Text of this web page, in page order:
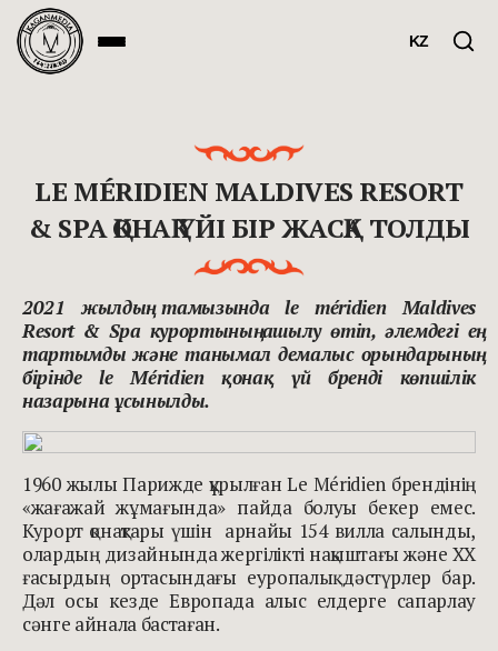
KZ
LE MÉRIDIEN MALDIVES RESORT
& SPA ҚОНАҚ ҮЙІ БІР ЖАСҚА ТОЛДЫ
2021 жылдың тамызындаle méridien Maldives
Resort & Spaкурортының ашылу өтіп, әлемдегі ең
тартымды және танымал демалыс орындарының
бірінде le Méridien қонақ үй бренді көпшілік
назарына ұсынылды.
1960 жылы Парижде құрылған Le Méridien брендінің
«жағажай жұмағында» пайда болуы бекер емес.
Курорт қонақтары үшін арнайы 154 вилла салынды,
олардың дизайнында жергілікті нақыштағы және ХХ
ғасырдың ортасындағы еуропалық дәстүрлер бар.
Дәл осы кезде Европада алыс елдерге сапарлау
сәнге айнала бастаған.